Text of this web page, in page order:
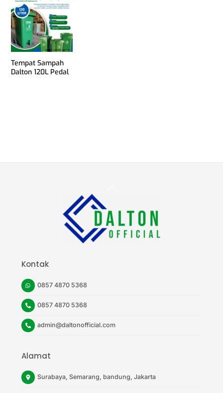
Tempat Sampah
Dalton 120L Pedal
Kontak
0857 4870 5368
0857 4870 5368
admin@daltonofficial.com
Alamat
Surabaya, Semarang, bandung, Jakarta